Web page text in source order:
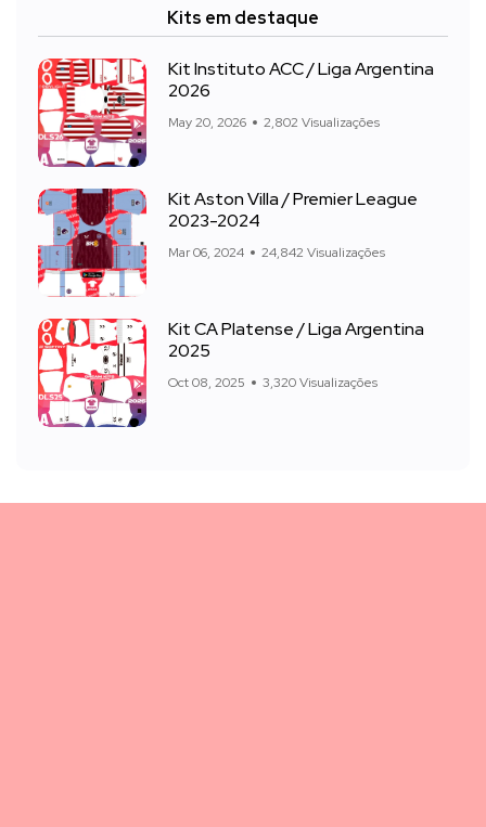
Kits em destaque
Kit Instituto ACC / Liga Argentina
2026
May 20, 2026 2,802 Visualizações
Kit Aston Villa / Premier League
2023-2024
Mar 06, 2024 24,842 Visualizações
Kit CA Platense / Liga Argentina
2025
Oct 08, 2025 3,320 Visualizações